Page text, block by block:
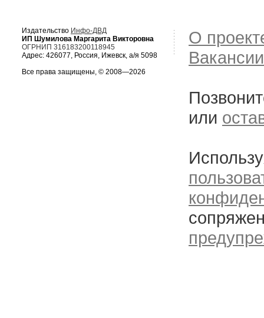
Издательство Инфо-ДВД
ИП Шумилова Маргарита Викторовна
ОГРНИП 316183200118945
Адрес: 426077, Россия, Ижевск, а/я 5098
Все права защищены, © 2008—2026
О
Вакансии
или